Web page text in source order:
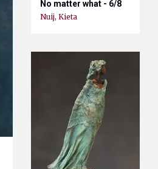
No matter what - 6/8
Nuij, Kieta